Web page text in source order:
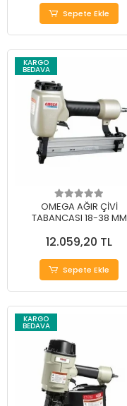
Sepete Ekle
KARGO
BEDAVA
OMEGA AĞIR ÇİVİ
TABANCASI 18-38 MM
12.059,20 TL
Sepete Ekle
KARGO
BEDAVA